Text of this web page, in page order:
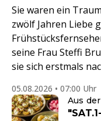
Sie waren ein
zwölf Jahren Liebe
seine Frau Steffi
sie sich erstmals
05.08.2026 • 07:00 Uhr
Aus